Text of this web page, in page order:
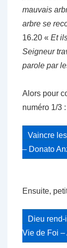
mauvais
arbre se
16.20 « Et
Seigneur
parole par
Alors pour
numéro 1/3 :
Vaincre
– Donato
Ensuite,
Dieu
Vie de Foi –